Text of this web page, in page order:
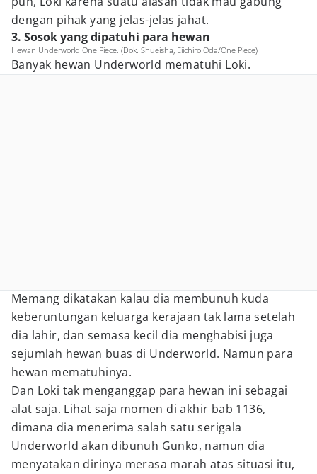
dengan pihak yang jelas-jelas jahat.
3. Sosok yang dipatuhi para hewan
Hewan Underworld One Piece. (Dok. Shueisha, Eiichiro Oda/One Piece)
Banyak hewan Underworld mematuhi Loki.
Memang dikatakan kalau dia membunuh kuda
keberuntungan keluarga kerajaan tak lama setelah
dia lahir, dan semasa kecil dia menghabisi juga
sejumlah hewan buas di Underworld. Namun para
hewan mematuhinya.
Dan Loki tak menganggap para hewan ini sebagai
alat saja. Lihat saja momen di akhir bab 1136,
dimana dia menerima salah satu serigala
Underworld akan dibunuh Gunko, namun dia
menyatakan dirinya merasa marah atas situasi itu,